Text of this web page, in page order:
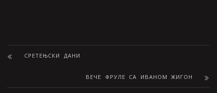
СРЕТЕЊСКИ ДАНИ
ВЕЧЕ ФРУЛЕ СА ИВАНОМ ЖИГОН